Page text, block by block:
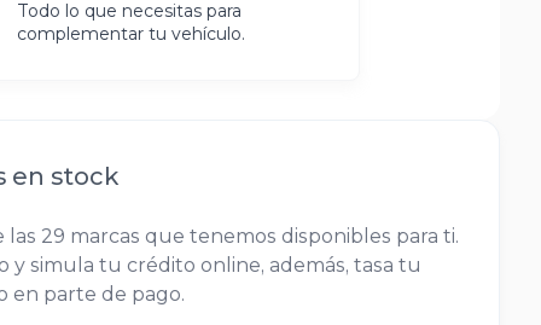
Todo lo que necesitas para
complementar tu vehículo.
en stock
29 marcas que tenemos disponibles para ti.
y simula tu crédito online, además, tasa tu
en parte de pago.